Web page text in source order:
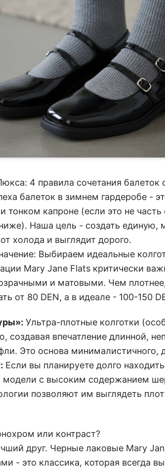
4 правила сочетания балеток
тонком капроне (если это не часть
Наша цель - создать единую,
холода и выглядит дорого.
Выбираем идеальные
Mary Jane Flats критически
и матовыми. Чем
от 80 DEN, а в идеале - 100-150
Ультра-плотные колготки
Это основа минималистичного,
Если вы планируете долго
модели с высоким содержанием
позволяют им выглядеть
или контраст?
- это классика, которая всегда
Ноябрь 2025 предлагает
решения: